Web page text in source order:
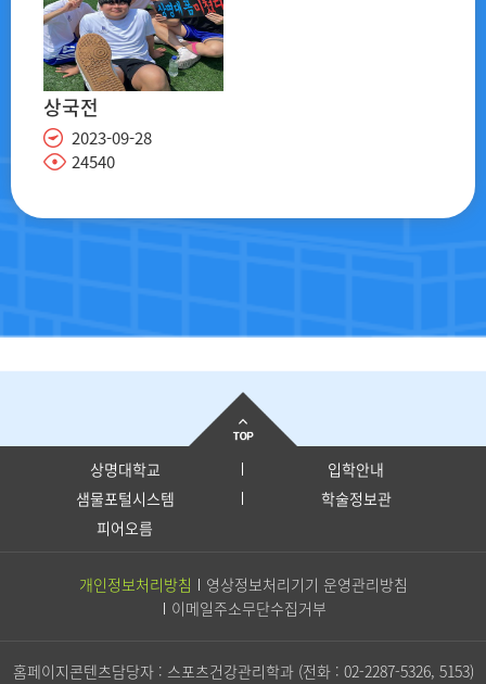
상국전
2023-09-28
24540
상명대학교
입학안내
샘물포털시스템
학술정보관
피어오름
개인정보처리방침
영상정보처리기기 운영관리방침
이메일주소무단수집거부
홈페이지콘텐츠담당자 : 스포츠건강관리학과 (전화 : 02-2287-5326, 5153)